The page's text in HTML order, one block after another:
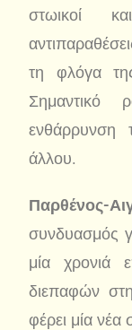
στωικοί
τη φλόγα
Σημαντικό
ενθάρρυνση
άλλου.
Παρθένος-
συνδυασμός
μία χρονιά
διεπαφών
φέρει μία